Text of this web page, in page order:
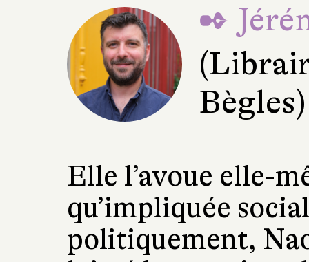
✒
Bègles)
Elle l’avoue elle-
qu’impliquée
politiquement,